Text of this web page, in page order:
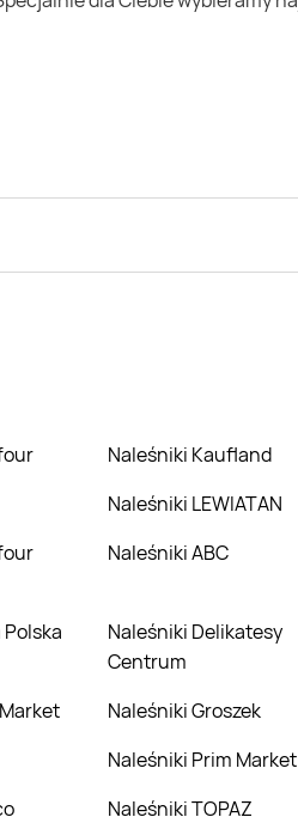
Naleśniki Kaufland
Naleśniki LEWIATAN
Naleśniki ABC
Polska
Naleśniki Delikatesy
Centrum
Naleśniki Groszek
Naleśniki Prim Market
Naleśniki TOPAZ